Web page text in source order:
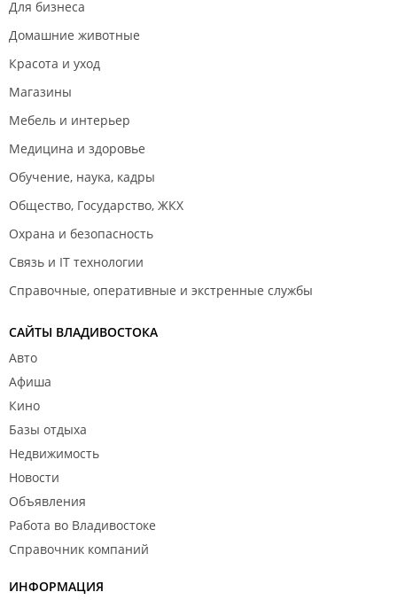
Для бизнеса
Домашние животные
Красота и уход
Магазины
Мебель и интерьер
Медицина и здоровье
Обучение, наука, кадры
Общество, Государство, ЖКХ
Охрана и безопасность
Связь и IT технологии
Справочные, оперативные и экстренные службы
САЙТЫ ВЛАДИВОСТОКА
Авто
Афиша
Кино
Базы отдыха
Недвижимость
Новости
Объявления
Работа во Владивостоке
Справочник компаний
ИНФОРМАЦИЯ